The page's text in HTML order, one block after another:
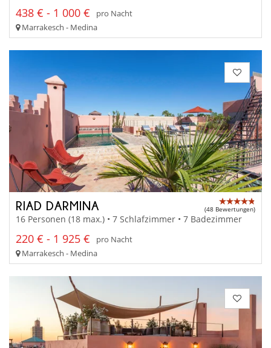
438 € - 1 000 €
pro Nacht
Marrakesch - Medina
RIAD DARMINA (48 Bewertungen)
16 Personen (18 max.) • 7 Schlafzimmer • 7 Badezimmer
220 € - 1 925 €
pro Nacht
Marrakesch - Medina